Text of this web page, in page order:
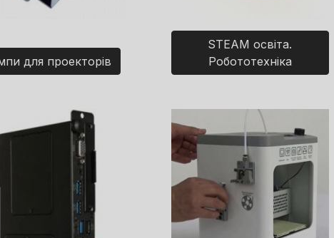
для проекторів
STEAM освіта.
Робототехніка